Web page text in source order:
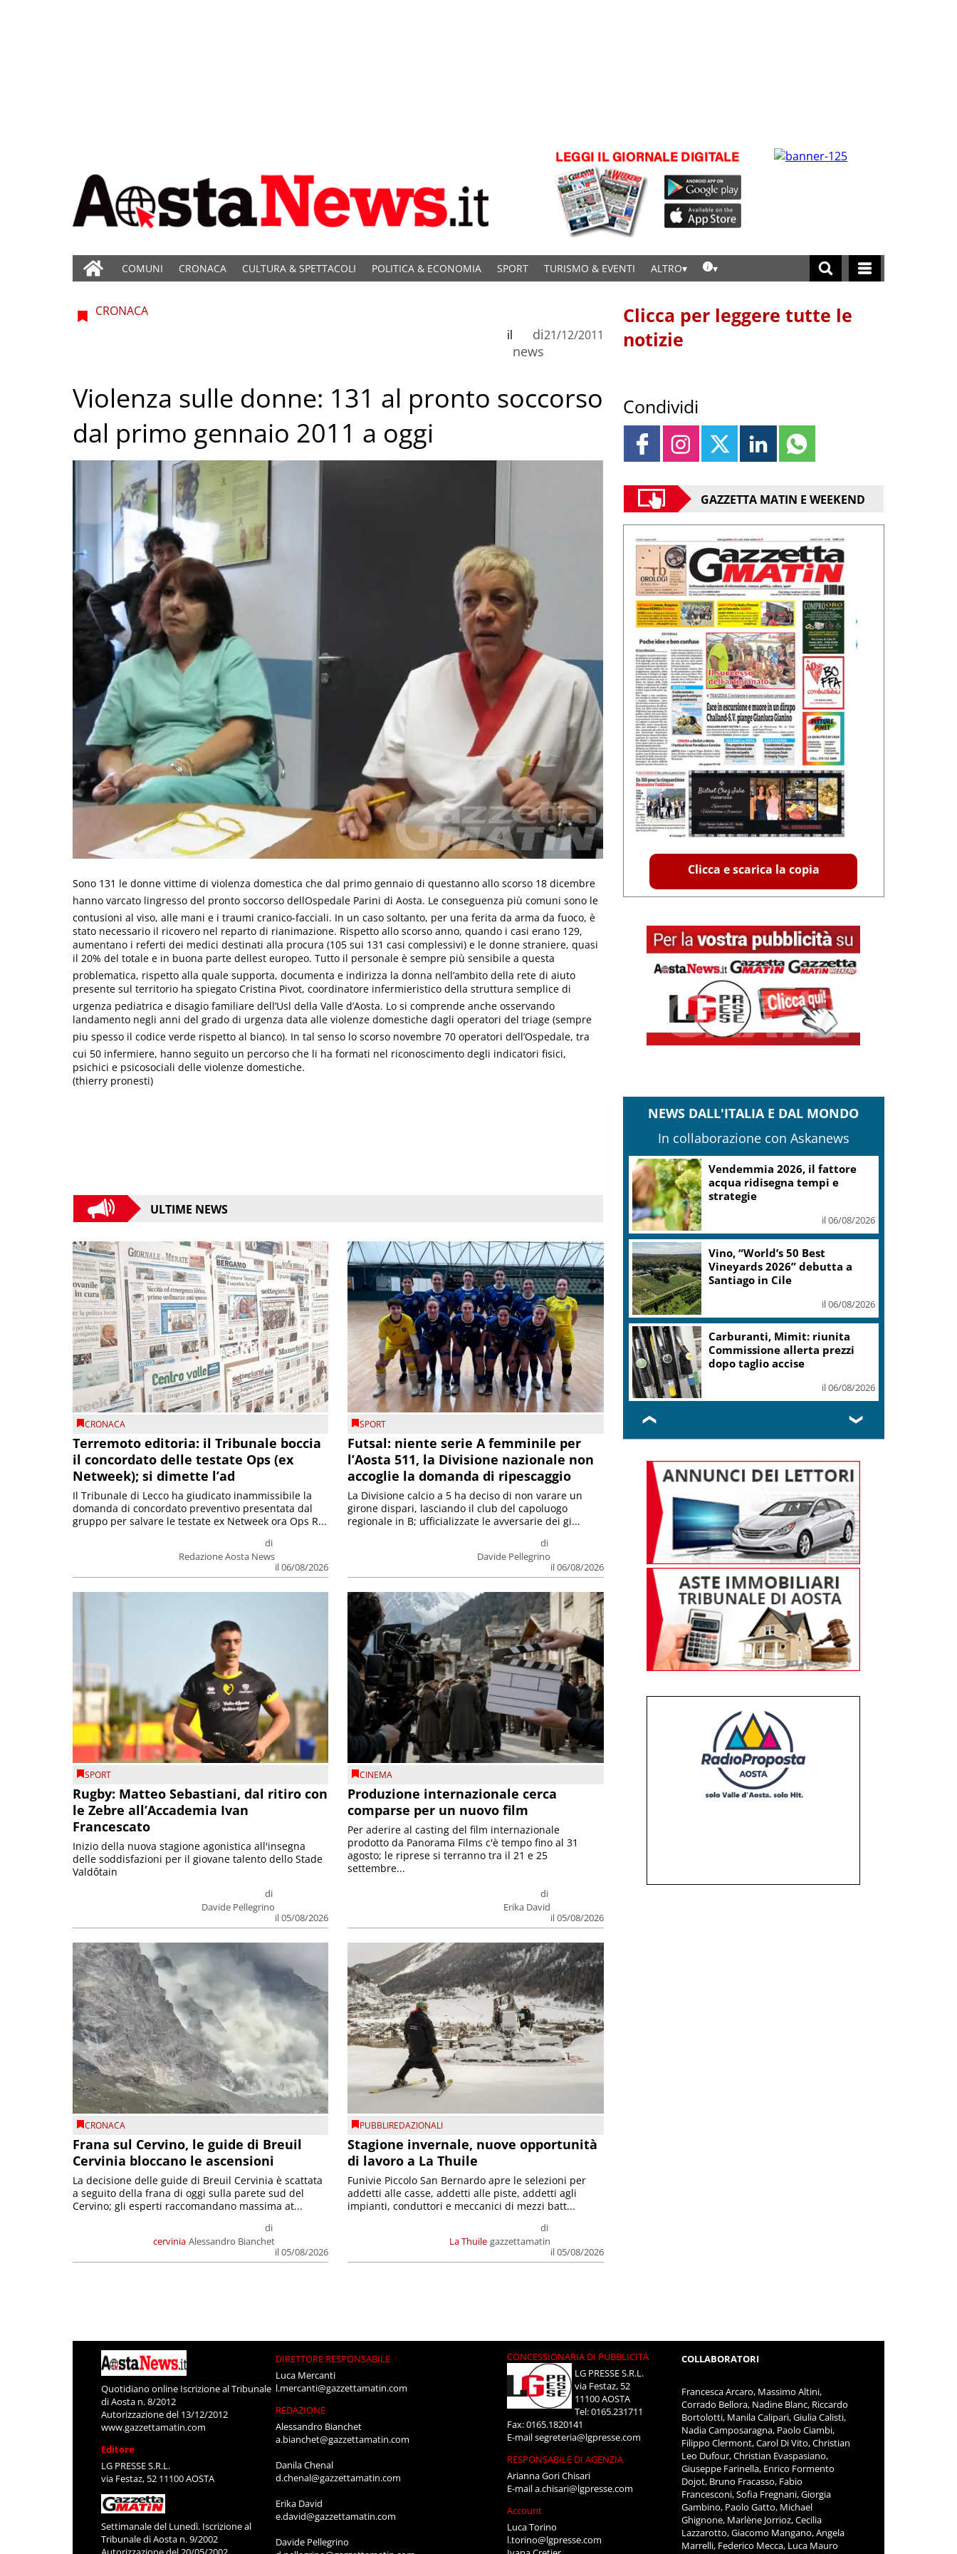
COMUNI CRONACA CULTURA & SPETTACOLI POLITICA & ECONOMIA SPORT TURISMO & EVENTI ALTRO
CRONACA
di
news
il 21/12/2011
Violenza sulle donne: 131 al pronto soccorso
dal primo gennaio 2011 a oggi
Sono 131 le donne vittime di violenza domestica che dal primo gennaio di questanno allo scorso 18 dicembre
hanno varcato lingresso del pronto soccorso dellOspedale Parini di Aosta. Le conseguenza più comuni sono le
contusioni al viso, alle mani e i traumi cranico-facciali. In un caso soltanto, per una ferita da arma da fuoco, è
stato necessario il ricovero nel reparto di rianimazione. Rispetto allo scorso anno, quando i casi erano 129,
aumentano i referti dei medici destinati alla procura (105 sui 131 casi complessivi) e le donne straniere, quasi
il 20% del totale e in buona parte dellest europeo. Tutto il personale è sempre più sensibile a questa
problematica, rispetto alla quale supporta, documenta e indirizza la donna nell’ambito della rete di aiuto
presente sul territorio ha spiegato Cristina Pivot, coordinatore infermieristico della struttura semplice di
urgenza pediatrica e disagio familiare dell’Usl della Valle d’Aosta. Lo si comprende anche osservando
landamento negli anni del grado di urgenza data alle violenze domestiche dagli operatori del triage (sempre
piu spesso il codice verde rispetto al bianco). In tal senso lo scorso novembre 70 operatori dell’Ospedale, tra
cui 50 infermiere, hanno seguito un percorso che li ha formati nel riconoscimento degli indicatori fisici,
psichici e psicosociali delle violenze domestiche.
(thierry pronesti)
ULTIME NEWS
CRONACA
Terremoto editoria: il Tribunale boccia
il concordato delle testate Ops (ex
Netweek); si dimette l’ad
di
Redazione Aosta News
il 06/08/2026
Il Tribunale di Lecco ha giudicato inammissibile la
domanda di concordato preventivo presentata dal
gruppo per salvare le testate ex Netweek ora Ops R...
SPORT
Futsal: niente serie A femminile per
l’Aosta 511, la Divisione nazionale non
accoglie la domanda di ripescaggio
di
Davide Pellegrino
il 06/08/2026
La Divisione calcio a 5 ha deciso di non varare un
girone dispari, lasciando il club del capoluogo
regionale in B; ufficializzate le avversarie dei gi...
SPORT
Rugby: Matteo Sebastiani, dal ritiro con
le Zebre all’Accademia Ivan
Francescato
di
Davide Pellegrino
il 05/08/2026
Inizio della nuova stagione agonistica all'insegna
delle soddisfazioni per il giovane talento dello Stade
Valdôtain
CINEMA
Produzione internazionale cerca
comparse per un nuovo film
di
Erika David
il 05/08/2026
Per aderire al casting del film internazionale
prodotto da Panorama Films c'è tempo fino al 31
agosto; le riprese si terranno tra il 21 e 25
settembre...
CRONACA
Frana sul Cervino, le guide di Breuil
Cervinia bloccano le ascensioni
cervinia
di
Alessandro Bianchet
il 05/08/2026
La decisione delle guide di Breuil Cervinia è scattata
a seguito della frana di oggi sulla parete sud del
Cervino; gli esperti raccomandano massima at...
PUBBLIREDAZIONALI
Stagione invernale, nuove opportunità
di lavoro a La Thuile
La Thuile
di
gazzettamatin
il 05/08/2026
Funivie Piccolo San Bernardo apre le selezioni per
addetti alle casse, addetti alle piste, addetti agli
impianti, conduttori e meccanici di mezzi batt...
Clicca per leggere tutte le
notizie
Condividi
GAZZETTA MATIN E WEEKEND
Clicca e scarica la copia
NEWS DALL'ITALIA E DAL MONDO
In collaborazione con Askanews
Vendemmia 2026, il fattore
acqua ridisegna tempi e
strategie
il 06/08/2026
Vino, “World’s 50 Best
Vineyards 2026” debutta a
Santiago in Cile
il 06/08/2026
Carburanti, Mimit: riunita
Commissione allerta prezzi
dopo taglio accise
il 06/08/2026
❮ ❯
Quotidiano online Iscrizione al Tribunale
di Aosta n. 8/2012
Autorizzazione del 13/12/2012
www.gazzettamatin.com
Editore
LG PRESSE S.R.L.
via Festaz, 52 11100 AOSTA
Settimanale del Lunedì. Iscrizione al
Tribunale di Aosta n. 9/2002
DIRETTORE RESPONSABILE
Luca Mercanti
l.mercanti@gazzettamatin.com
REDAZIONE
Alessandro Bianchet
a.bianchet@gazzettamatin.com
Danila Chenal
d.chenal@gazzettamatin.com
Erika David
e.david@gazzettamatin.com
Davide Pellegrino
CONCESSIONARIA DI PUBBLICITÀ
LG PRESSE S.R.L.
via Festaz, 52
11100 AOSTA
Tel: 0165.231711
Fax: 0165.1820141
E-mailsegreteria@lgpresse.com
RESPONSABILE DI AGENZIA
Arianna Gori Chisari
E-maila.chisari@lgpresse.com
Account
Luca Torino
l.torino@lgpresse.com
COLLABORATORI
Francesca Arcaro, Massimo Altini,
Corrado Bellora, Nadine Blanc, Riccardo
Bortolotti, Manila Calipari, Giulia Calisti,
Nadia Camposaragna, Paolo Ciambi,
Filippo Clermont, Carol Di Vito, Christian
Leo Dufour, Christian Evaspasiano,
Giuseppe Farinella, Enrico Formento
Dojot, Bruno Fracasso, Fabio
Francesconi, Sofia Fregnani, Giorgia
Gambino, Paolo Gatto, Michael
Ghignone, Marlène Jorrioz, Cecilia
Lazzarotto, Giacomo Mangano, Angela
Marrelli, Federico Mecca, Luca Mauro